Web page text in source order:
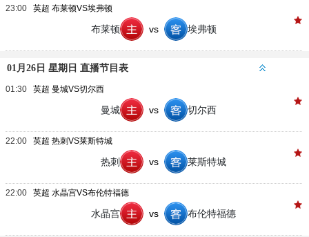
23:00 英超 布莱顿VS埃弗顿
布莱顿 vs 埃弗顿
01月26日 星期日 直播节目表
01:30 英超 曼城VS切尔西
曼城 vs 切尔西
22:00 英超 热刺VS莱斯特城
热刺 vs 莱斯特城
22:00 英超 水晶宫VS布伦特福德
水晶宫 vs 布伦特福德